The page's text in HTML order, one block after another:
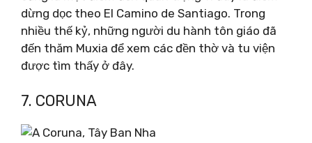
dừng dọc theo El Camino de Santiago. Trong
nhiều thế kỷ, những người du hành tôn giáo đã
đến thăm Muxia để xem các đền thờ và tu viện
được tìm thấy ở đây.
7. CORUNA